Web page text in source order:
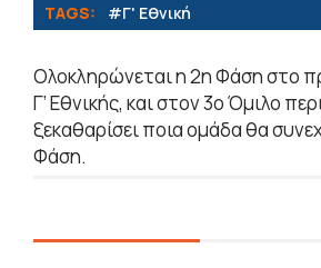
TAGS: #Γ' Εθνική
Ολοκληρώνεται η 2η Φάση στο
Γ’ Εθνικής, και στον 3ο Όμιλο
ξεκαθαρίσει ποια ομάδα θα
Φάση.